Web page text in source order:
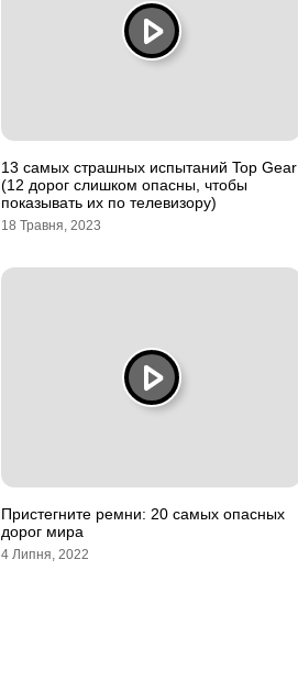
13 самых страшных испытаний Top Gear
(12 дорог слишком опасны, чтобы
показывать их по телевизору)
18 Травня, 2023
Пристегните ремни: 20 самых опасных
дорог мира
4 Липня, 2022